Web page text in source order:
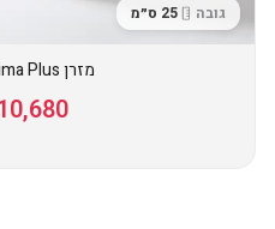
גובה
מזרן Tempur Prima Plus
10,680